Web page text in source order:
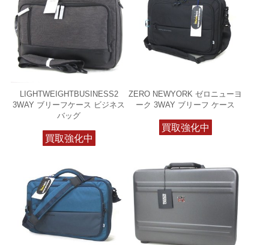
LIGHTWEIGHTBUSINESS2
3WAY ブリーフケース ビジネス
バッグ
買取強化中
ZERO NEWYORK ゼロニューヨ
ーク 3WAY ブリーフ ケース
買取強化中